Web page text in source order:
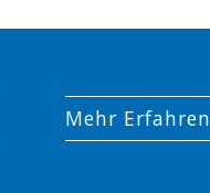
Mehr Erfahren